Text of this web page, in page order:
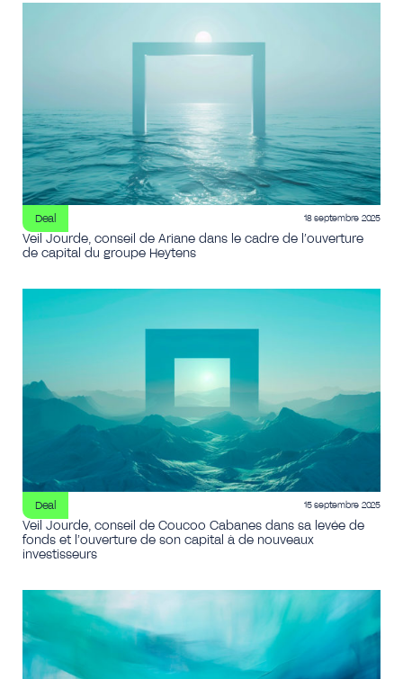
Deal 18 septembre 2025
Veil Jourde, conseil de Ariane dans le cadre de l’ouverture
de capital du groupe Heytens
Deal 15 septembre 2025
Veil Jourde, conseil de Coucoo Cabanes dans sa levée de
fonds et l’ouverture de son capital à de nouveaux
investisseurs